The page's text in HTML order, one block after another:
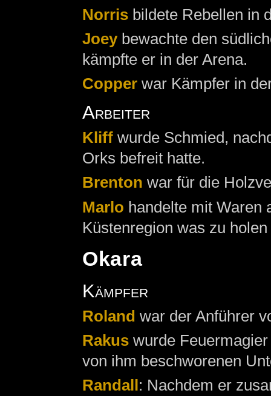
Norrisbildete Rebellen in
Joeybewachte den
kämpfte er in der Arena.
Copperwar Kämpfer in
Arbeiter
Kliffwurde Schmied,
Orks befreit hatte.
Brenton war für die
Marlo handelte mit Waren
Küstenregion was zu
Okara
Kämpfer
Roland war der Anführer
Rakuswurde Feuermagier
von ihm beschworenen
Randall: Nachdem er